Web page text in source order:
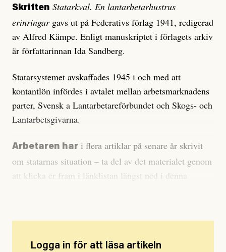
Skriften Statarkval. En lantarbetarhustrus
erinringargavs ut på Federativs förlag 1941, redigerad
av Alfred Kämpe. Enligt manuskriptet i förlagets arkiv
är författarinnan Ida Sandberg.
Statarsystemet avskaffades 1945 i och med att
kontantlön infördes i avtalet mellan arbetsmarknadens
parter, Svensk a Lantarbetareförbundet och Skogs- och
Lantarbetsgivarna.
Arbetaren har i flera artiklar på senare år skrivit
om statarnas situation – ta del av det materialet genom
att klicka er fram i länklistan längst ned i denna
Logga in för att läsa artikeln